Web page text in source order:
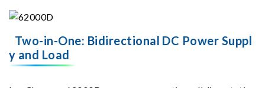
Two-in-One: Bidirectional DC Power Suppl
y and Load